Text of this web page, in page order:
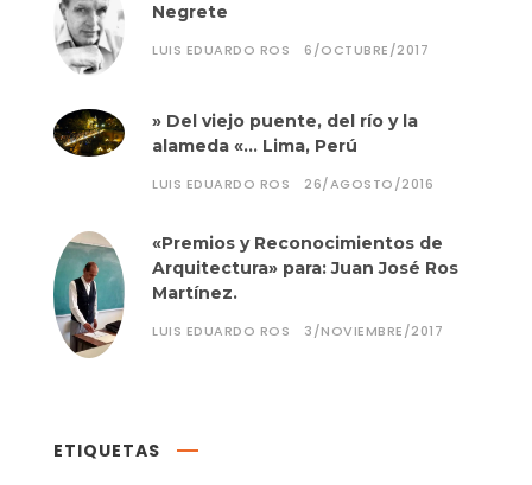
Negrete
LUIS EDUARDO ROS 6/OCTUBRE/2017
» Del viejo puente, del río y la
alameda «… Lima, Perú
LUIS EDUARDO ROS 26/AGOSTO/2016
«Premios y Reconocimientos de
Arquitectura» para: Juan José Ros
Martínez.
LUIS EDUARDO ROS 3/NOVIEMBRE/2017
ETIQUETAS